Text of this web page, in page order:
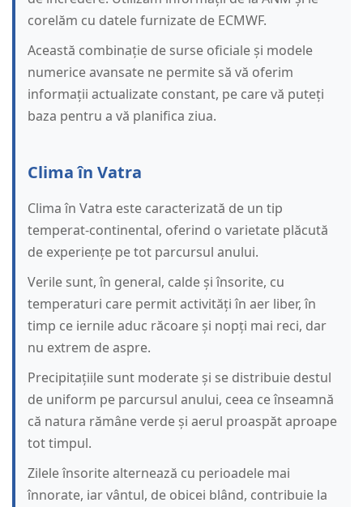
corelăm cu datele furnizate de ECMWF.
Această combinație de surse oficiale și modele
numerice avansate ne permite să vă oferim
informații actualizate constant, pe care vă puteți
baza pentru a vă planifica ziua.
Clima în Vatra
Clima în Vatra este caracterizată de un tip
temperat-continental, oferind o varietate plăcută
de experiențe pe tot parcursul anului.
Verile sunt, în general, calde și însorite, cu
temperaturi care permit activități în aer liber, în
timp ce iernile aduc răcoare și nopți mai reci, dar
nu extrem de aspre.
Precipitațiile sunt moderate și se distribuie destul
de uniform pe parcursul anului, ceea ce înseamnă
că natura rămâne verde și aerul proaspăt aproape
tot timpul.
Zilele însorite alternează cu perioadele mai
înnorate, iar vântul, de obicei blând, contribuie la